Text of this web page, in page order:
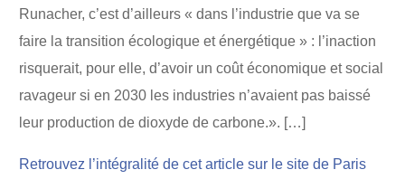
Runacher, c’est d’ailleurs « dans l’industrie que va se
faire la transition écologique et énergétique » : l’inaction
risquerait, pour elle, d’avoir un coût économique et social
ravageur si en 2030 les industries n’avaient pas baissé
leur production de dioxyde de carbone.». […]
Retrouvez l’intégralité de cet article sur le site de Paris